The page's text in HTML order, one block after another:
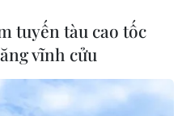
kỷ lục về quyền
tuyến tàu cao tốc
vĩnh cửu